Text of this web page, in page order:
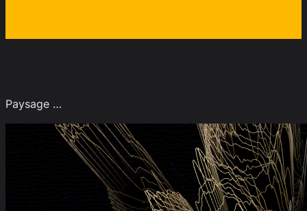
Paysage …